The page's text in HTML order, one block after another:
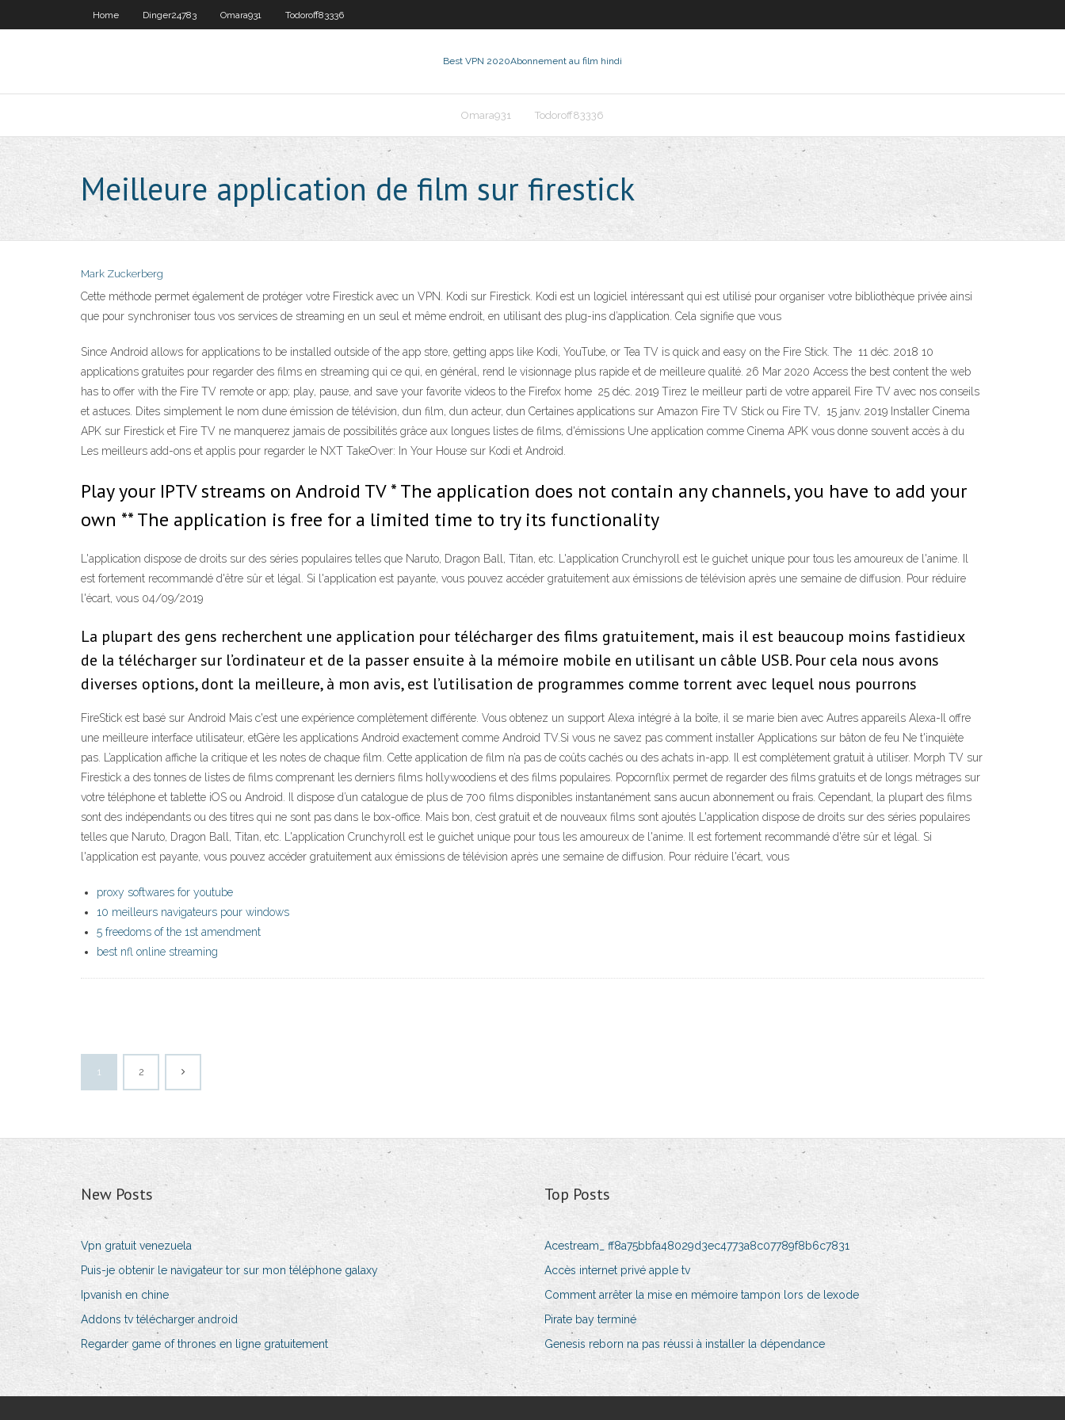
Home Dinger24783 Omara931 Todoroff83336
Best VPN 2020Abonnement au film hindi
Omara931 Todoroff83336
Meilleure application de film sur firestick
Mark Zuckerberg
Cette méthode permet également de protéger votre Firestick avec un VPN. Kodi sur Firestick. Kodi est un logiciel intéressant qui est utilisé pour organiser votre bibliothèque privée ainsi
que pour synchroniser tous vos services de streaming en un seul et même endroit, en utilisant des plug-ins d’application. Cela signifie que vous
Since Android allows for applications to be installed outside of the app store, getting apps like Kodi, YouTube, or Tea TV is quick and easy on the Fire Stick. The 11 déc. 2018 10
applications gratuites pour regarder des films en streaming qui ce qui, en général, rend le visionnage plus rapide et de meilleure qualité. 26 Mar 2020 Access the best content the web
has to offer with the Fire TV remote or app; play, pause, and save your favorite videos to the Firefox home 25 déc. 2019 Tirez le meilleur parti de votre appareil Fire TV avec nos conseils
et astuces. Dites simplement le nom dune émission de télévision, dun film, dun acteur, dun Certaines applications sur Amazon Fire TV Stick ou Fire TV, 15 janv. 2019 Installer Cinema
APK sur Firestick et Fire TV ne manquerez jamais de possibilités grâce aux longues listes de films, d'émissions Une application comme Cinema APK vous donne souvent accès à du
Les meilleurs add-ons et applis pour regarder le NXT TakeOver: In Your House sur Kodi et Android.
Play your IPTV streams on Android TV * The application does not contain any channels, you have to add your
own ** The application is free for a limited time to try its functionality
L'application dispose de droits sur des séries populaires telles que Naruto, Dragon Ball, Titan, etc. L'application Crunchyroll est le guichet unique pour tous les amoureux de l'anime. Il
est fortement recommandé d'être sûr et légal. Si l'application est payante, vous pouvez accéder gratuitement aux émissions de télévision après une semaine de diffusion. Pour réduire
l'écart, vous 04/09/2019
La plupart des gens recherchent une application pour télécharger des films gratuitement, mais il est beaucoup moins fastidieux
de la télécharger sur l’ordinateur et de la passer ensuite à la mémoire mobile en utilisant un câble USB. Pour cela nous avons
diverses options, dont la meilleure, à mon avis, est l’utilisation de programmes comme torrent avec lequel nous pourrons
FireStick est basé sur Android Mais c'est une expérience complètement différente. Vous obtenez un support Alexa intégré à la boîte, il se marie bien avec Autres appareils Alexa-Il offre
une meilleure interface utilisateur, etGère les applications Android exactement comme Android TV.Si vous ne savez pas comment installer Applications sur bâton de feu Ne t'inquiète
pas. L’application affiche la critique et les notes de chaque film. Cette application de film n’a pas de coûts cachés ou des achats in-app. Il est complètement gratuit à utiliser. Morph TV sur
Firestick a des tonnes de listes de films comprenant les derniers films hollywoodiens et des films populaires. Popcornflix permet de regarder des films gratuits et de longs métrages sur
votre téléphone et tablette iOS ou Android. Il dispose d’un catalogue de plus de 700 films disponibles instantanément sans aucun abonnement ou frais. Cependant, la plupart des films
sont des indépendants ou des titres qui ne sont pas dans le box-office. Mais bon, c’est gratuit et de nouveaux films sont ajoutés L'application dispose de droits sur des séries populaires
telles que Naruto, Dragon Ball, Titan, etc. L'application Crunchyroll est le guichet unique pour tous les amoureux de l'anime. Il est fortement recommandé d'être sûr et légal. Si
l'application est payante, vous pouvez accéder gratuitement aux émissions de télévision après une semaine de diffusion. Pour réduire l'écart, vous
proxy softwares for youtube
10 meilleurs navigateurs pour windows
5 freedoms of the 1st amendment
best nfl online streaming
1 2
New Posts
Vpn gratuit venezuela
Puis-je obtenir le navigateur tor sur mon téléphone galaxy
Ipvanish en chine
Addons tv télécharger android
Regarder game of thrones en ligne gratuitement
Top Posts
Acestream_ ff8a75bbfa48029d3ec4773a8c07789f8b6c7831
Accès internet privé apple tv
Comment arrêter la mise en mémoire tampon lors de lexode
Pirate bay terminé
Genesis reborn na pas réussi à installer la dépendance